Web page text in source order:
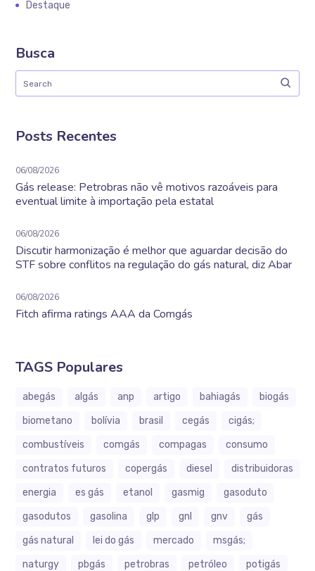
Destaque
Busca
Posts Recentes
06/08/2026
Gás release: Petrobras não vê motivos razoáveis para
eventual limite à importação pela estatal
06/08/2026
Discutir harmonização é melhor que aguardar decisão do
STF sobre conflitos na regulação do gás natural, diz Abar
06/08/2026
Fitch afirma ratings AAA da Comgás
TAGS Populares
abegás algás anp artigo bahiagás
biogás
biometano
bolívia brasil cegás
cigás;
combustíveis
comgás compagas
consumo
contratos futuros
copergás diesel
distribuidoras
energia
es gás etanol gasmig
gasoduto
gasodutos
gasolina glp gnl gnv
gás
gás natural
lei do gás mercado
msgás;
naturgy
pbgás petrobras petróleo
potigás